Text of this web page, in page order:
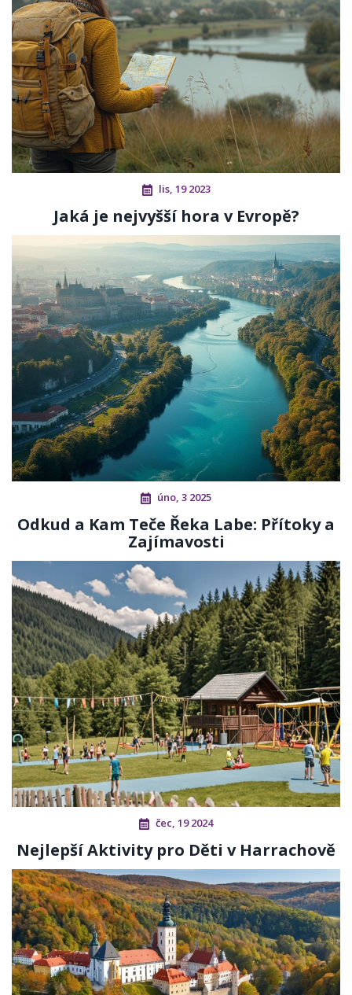
lis, 19 2023
Jaká je nejvyšší hora v Evropě?
úno, 3 2025
Odkud a Kam Teče Řeka Labe: Přítoky a
Zajímavosti
čec, 19 2024
Nejlepší Aktivity pro Děti v Harrachově